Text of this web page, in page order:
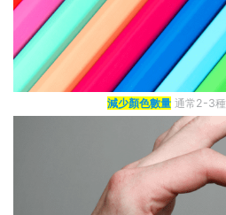
減少顏色數量 通常2-3種